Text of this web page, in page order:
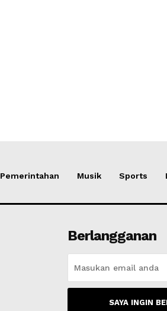
Pemerintahan Musik Sports
Berlangganan
SAYA INGIN